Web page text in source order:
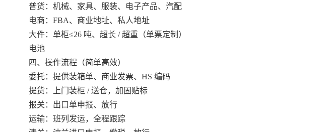
普货：机械、家具、服装、电子产品、汽配
电商：FBA、商业地址、私人地址
大件：单柜≤26 吨、超长 / 超重（单票定制）
电池
四、操作流程（简单高效）
委托：提供装箱单、商业发票、HS 编码
提货：上门装柜 / 送仓，加固贴标
报关：出口单申报、放行
运输：班列发运，全程跟踪